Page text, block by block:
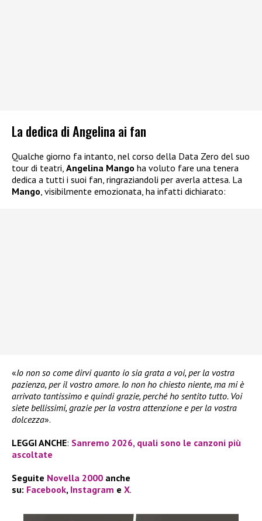
La dedica di Angelina ai fan
Qualche giorno fa intanto, nel corso della Data Zero del suo
tour di teatri, Angelina Mango ha voluto fare una tenera
dedica a tutti i suoi fan, ringraziandoli per averla attesa. La
Mango , visibilmente emozionata, ha infatti dichiarato:
«Io non so come dirvi quanto io sia grata a voi, per la vostra
pazienza, per il vostro amore. Io non ho chiesto niente, ma mi è
arrivato tantissimo e quindi grazie, perché ho sentito tutto. Voi
siete bellissimi, grazie per la vostra attenzione e per la vostra
dolcezza».
LEGGI ANCHE: Sanremo 2026, quali sono le canzoni più
ascoltate
Seguite Novella 2000 anche
su: Facebook, Instagram e X.